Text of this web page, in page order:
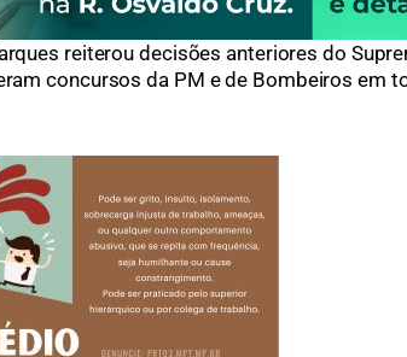
reiterou decisões anteriores do
concursos da PM e de Bombeiros em